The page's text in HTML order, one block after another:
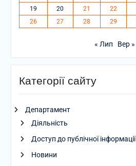
19
20 21 22
26
27 28 29
« Лип Вер »
Категорії сайту
Департамент
Діяльність
Доступ до публічної інформації
Новини